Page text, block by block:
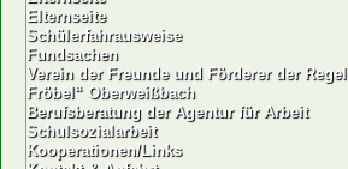
Elternseite
Schülerfahrausweise
Fundsachen
Verein der Freunde und Förderer der
Fröbel“ Oberweißbach
Berufsberatung der Agentur für Arbeit
Schulsozialarbeit
Kooperationen/Links